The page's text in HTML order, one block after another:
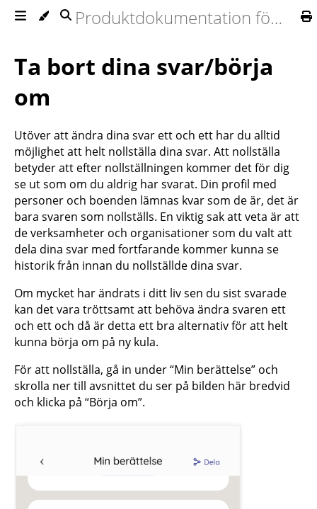
Produktdokumentation för Ommej
Ta bort dina svar/börja
om
Utöver att ändra dina svar ett och ett har du alltid
möjlighet att helt nollställa dina svar. Att nollställa
betyder att efter nollställningen kommer det för dig
se ut som om du aldrig har svarat. Din profil med
personer och boenden lämnas kvar som de är, det är
bara svaren som nollställs. En viktig sak att veta är att
de verksamheter och organisationer som du valt att
dela dina svar med fortfarande kommer kunna se
historik från innan du nollställde dina svar.
Om mycket har ändrats i ditt liv sen du sist svarade
kan det vara tröttsamt att behöva ändra svaren ett
och ett och då är detta ett bra alternativ för att helt
kunna börja om på ny kula.
För att nollställa, gå in under “Min berättelse” och
skrolla ner till avsnittet du ser på bilden här bredvid
och klicka på “Börja om”.